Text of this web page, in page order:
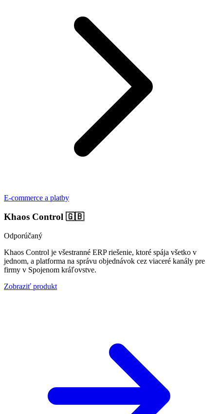
E-commerce a platby
Khaos Control 🇬🇧
Odporúčaný
Khaos Control je všestranné ERP riešenie, ktoré spája všetko v
jednom, a platforma na správu objednávok cez viaceré kanály pre
firmy v Spojenom kráľovstve.
Zobraziť produkt